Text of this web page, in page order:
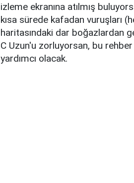
izleme ekranına atılmış
kısa sürede kafadan vuruşları
haritasındaki dar boğazlardan
C Uzun'u zorluyorsan, bu
yardımcı olacak.